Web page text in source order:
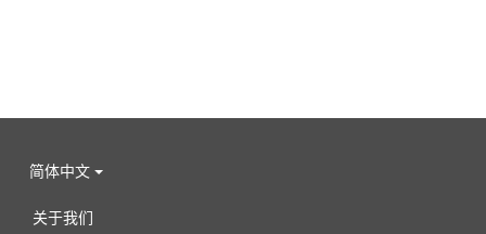
简体中文
关于我们